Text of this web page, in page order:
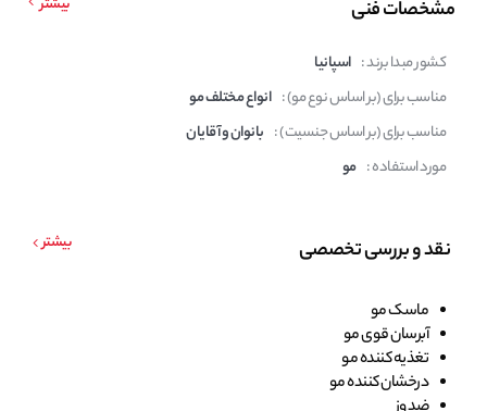
مشخصات فنی بیشتر
کشور مبدا برند : اسپانیا
مناسب برای (بر اساس نوع مو) : انواع مختلف مو
مناسب برای (بر اساس جنسیت) : بانوان و آقایان
مورد استفاده : مو
نقد و بررسی تخصصی بیشتر
ماسک مو
آبرسان قوی مو
تغذیه کننده مو
درخشان کننده مو